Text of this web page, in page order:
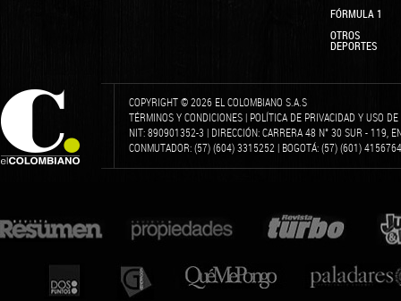
FÓRMULA 1
OTROS
DEPORTES
COPYRIGHT © 2026 EL COLOMBIANO S.A.S
TÉRMINOS Y CONDICIONES | POLÍTICA DE PRIVACIDAD Y USO
NIT: 890901352-3 | DIRECCIÓN: CARRERA 48 N° 30 SUR - 119,
CONMUTADOR: (57) (604) 3315252 | BOGOTÁ: (57) (601)